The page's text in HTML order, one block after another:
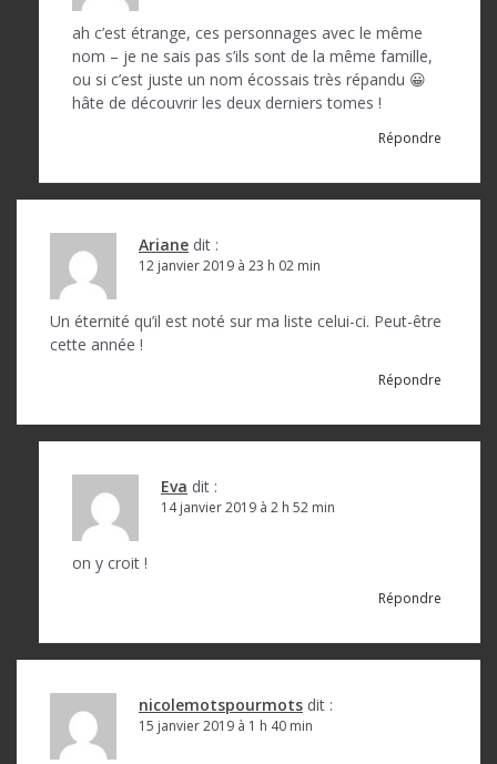
ah c’est étrange, ces personnages avec le même
nom – je ne sais pas s’ils sont de la même famille,
ou si c’est juste un nom écossais très répandu 😀
hâte de découvrir les deux derniers tomes !
Répondre
Ariane dit :
12 janvier 2019 à 23 h 02 min
Un éternité qu’il est noté sur ma liste celui-ci. Peut-être
cette année !
Répondre
Eva dit :
14 janvier 2019 à 2 h 52 min
on y croit !
Répondre
nicolemotspourmots dit :
15 janvier 2019 à 1 h 40 min